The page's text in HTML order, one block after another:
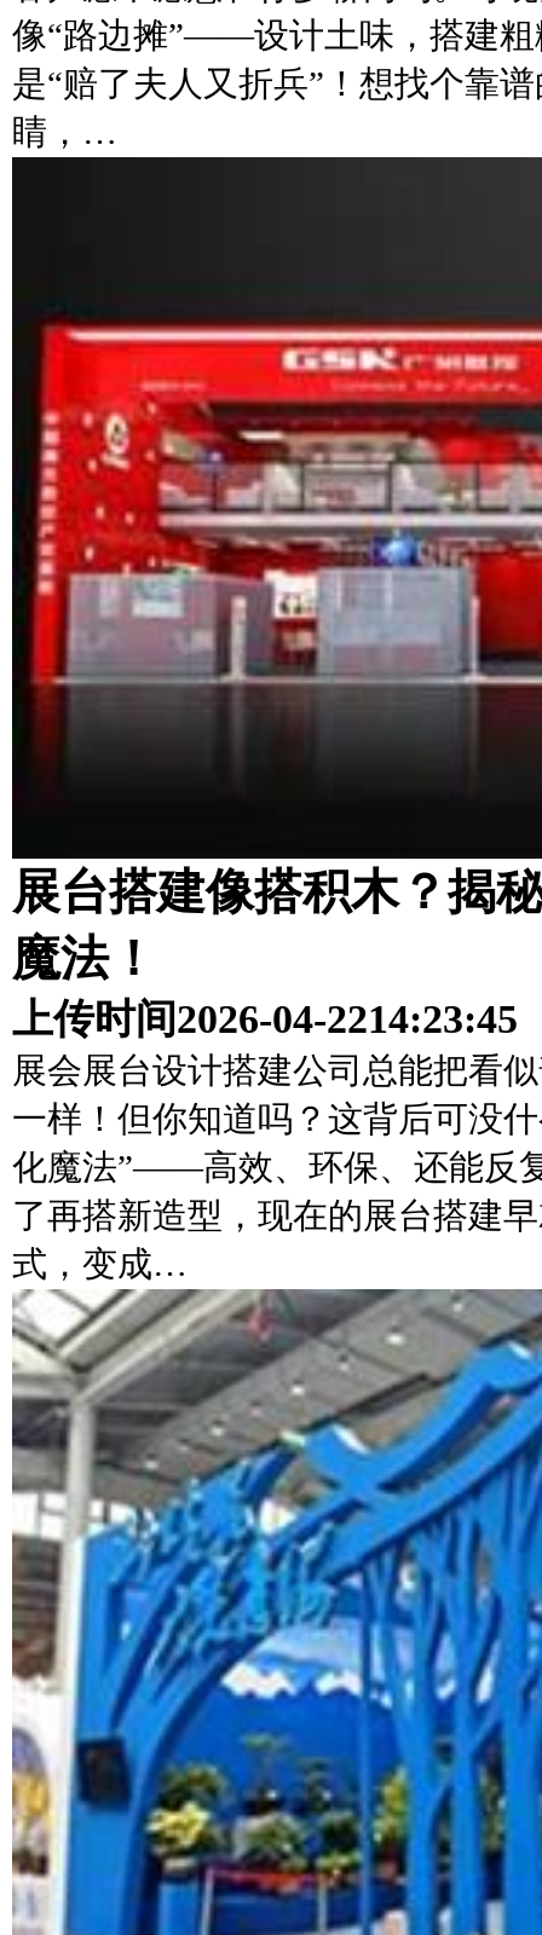
像“路边摊”——设计土味，搭建粗
是“赔了夫人又折兵”！想找个靠
睛，…
展台搭建像搭积木？揭
魔法！
上传时间2026-04-2214:23:45
展会展台设计搭建公司总能把看
一样！但你知道吗？这背后可没
化魔法”——高效、环保、还能反
了再搭新造型，现在的展台搭建
式，变成…